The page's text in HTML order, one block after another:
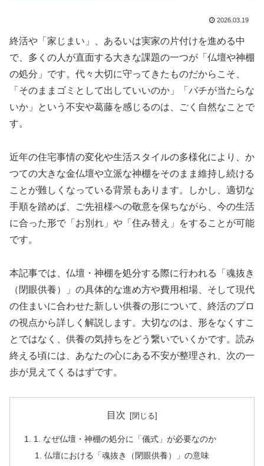
2026.03.19
終活や「家じまい」、あるいは実家の片付けを進める中
で、多くの人が直面する大きな課題の一つが「仏壇や神棚
の処分」です。代々大切に守ってきたものだからこそ、
「そのままゴミとして出していいのか」「バチが当たらな
いか」という不安や葛藤を感じるのは、ごく自然なことで
す。
近年の住宅事情の変化や生活スタイルの多様化により、か
つての大きな金仏壇や立派な神棚をそのまま維持し続ける
ことが難しくなっている背景もあります。しかし、適切な
手順を踏めば、ご先祖様への敬意を保ちながら、今の生活
に合った形で「お別れ」や「住み替え」をすることが可能
です。
本記事では、仏壇・神棚を処分する際に行われる「魂抜き
（閉眼供養）」の具体的な進め方や費用相場、そして現代
の住まいに合わせた新しい供養の形について、終活のプロ
の視点から詳しく解説します。大切なのは、形をなくすこ
とではなく、供養の気持ちをどう繋いでいくかです。読み
終える頃には、あなたの心にある不安が整理され、次の一
歩が見えてくるはずです。
目次
1. なぜ仏壇・神棚の処分に「儀式」が必要なのか
仏壇における「魂抜き（閉眼供養）」の意味